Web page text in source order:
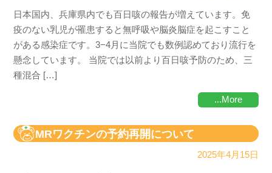
日本国内、兵庫県内でも百日咳の報告が増えています。免
疫のない乳児が罹患すると無呼吸や脳炎脳症を起こすこと
がある感染症です。3−4月に当院でも数例認めており流行を
懸念しています。 当院では以前より百日咳予防のため、三
種混合 […]
...More
MRワクチンの予約再開について
2025年4月15日